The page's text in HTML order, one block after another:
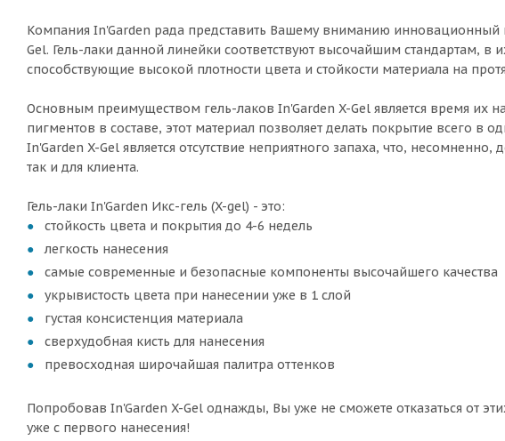
Компания In'Garden рада представить Вашему вниманию инновационный
Gel. Гель-лаки данной линейки соответствуют высочайшим стандартам, в
способствующие высокой плотности цвета и стойкости материала на
Основным преимуществом гель-лаков In'Garden X-Gel является время их
пигментов в составе, этот материал позволяет делать покрытие всего в
In'Garden X-Gel является отсутствие неприятного запаха, что,
так и для клиента.
Гель-лаки In'Garden Икс-гель (X-gel) - это:
стойкость цвета и покрытия до 4-6 недель
легкость нанесения
самые современные и безопасные компоненты высочайшего качества
укрывистость цвета при нанесении уже в 1 слой
густая консистенция материала
сверхудобная кисть для нанесения
превосходная широчайшая палитра оттенков
Попробовав In'Garden X-Gel однажды, Вы уже не сможете отказаться от
уже с первого нанесения!